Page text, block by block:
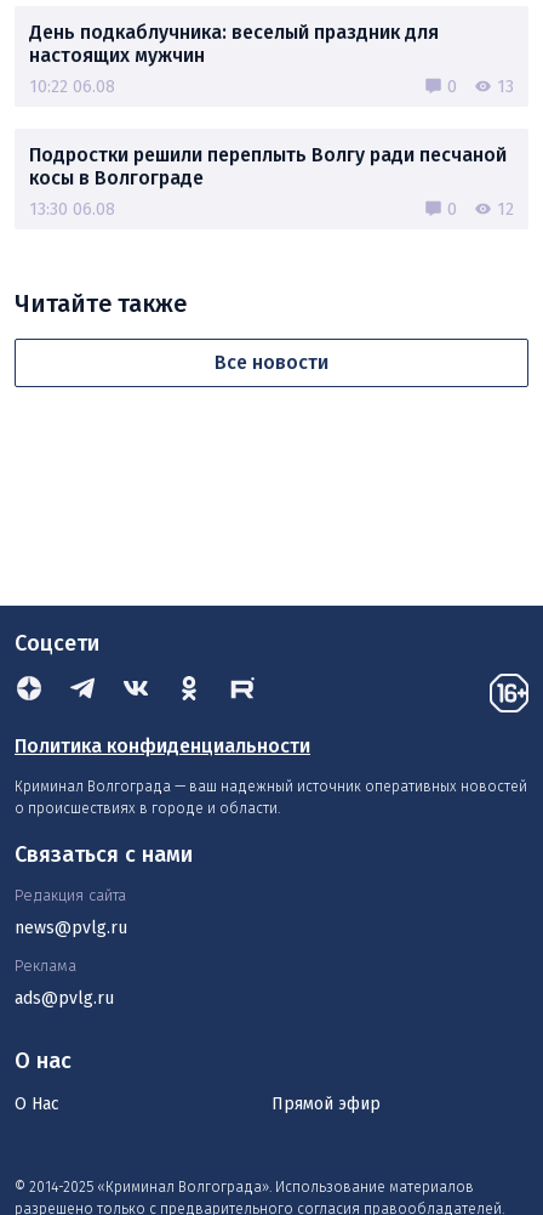
День подкаблучника: веселый праздник для
настоящих мужчин
10:22 06.08 0 13
Подростки решили переплыть Волгу ради песчаной
косы в Волгограде
13:30 06.08 0 12
Читайте также
Все новости
Соцсети
Политика конфиденциальности
Криминал Волгограда — ваш надежный источник оперативных новостей
о происшествиях в городе и области.
О нас
О Нас Прямой эфир
© 2014-2025 «Криминал Волгограда». Использование материалов
разрешено только с предварительного согласия правообладателей.
Связаться с нами
Редакция сайта
news@pvlg.ru
Реклама
ads@pvlg.ru